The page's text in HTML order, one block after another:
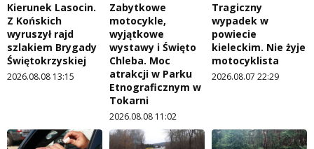
Kierunek Lasocin.
Z Końskich
wyruszył rajd
szlakiem Brygady
Świętokrzyskiej
2026.08.08 13:15
Zabytkowe
motocykle,
wyjątkowe
wystawy i Święto
Chleba. Moc
atrakcji w Parku
Etnograficznym w
Tokarni
2026.08.08 11:02
Tragiczny
wypadek w
powiecie
kieleckim. Nie żyje
motocyklista
2026.08.07 22:29